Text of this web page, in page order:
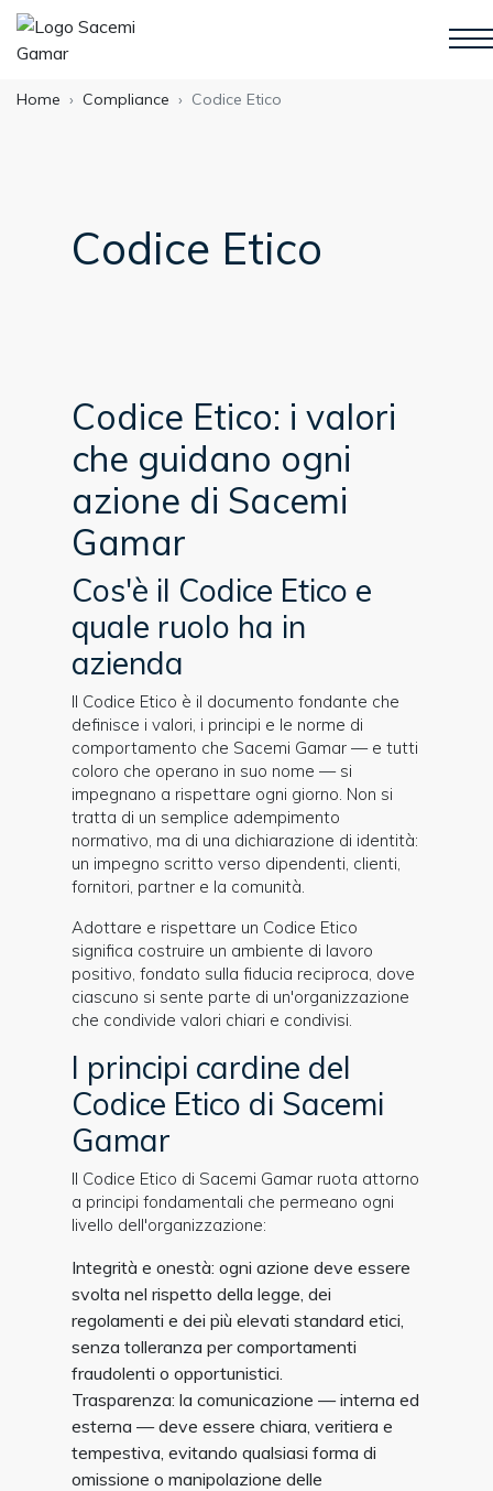
Home Compliance Codice Etico
Codice Etico
Codice Etico: i valori
che guidano ogni
azione di Sacemi
Gamar
Cos'è il Codice Etico e
quale ruolo ha in
azienda
Il Codice Etico è il documento fondante che
definisce i valori, i principi e le norme di
comportamento che Sacemi Gamar — e tutti
coloro che operano in suo nome — si
impegnano a rispettare ogni giorno. Non si
tratta di un semplice adempimento
normativo, ma di una dichiarazione di identità:
un impegno scritto verso dipendenti, clienti,
fornitori, partner e la comunità.
Adottare e rispettare un Codice Etico
significa costruire un ambiente di lavoro
positivo, fondato sulla fiducia reciproca, dove
ciascuno si sente parte di un'organizzazione
che condivide valori chiari e condivisi.
I principi cardine del
Codice Etico di Sacemi
Gamar
Il Codice Etico di Sacemi Gamar ruota attorno
a principi fondamentali che permeano ogni
livello dell'organizzazione:
Integrità e onestà: ogni azione deve essere
svolta nel rispetto della legge, dei
regolamenti e dei più elevati standard etici,
senza tolleranza per comportamenti
fraudolenti o opportunistici.
Trasparenza: la comunicazione — interna ed
esterna — deve essere chiara, veritiera e
tempestiva, evitando qualsiasi forma di
omissione o manipolazione delle